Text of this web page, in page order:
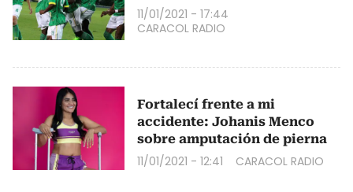
11/01/2021 - 17:44
CARACOL RADIO
Fortalecí frente a mi
accidente: Johanis Menco
sobre amputación de pierna
11/01/2021 - 12:41 CARACOL RADIO